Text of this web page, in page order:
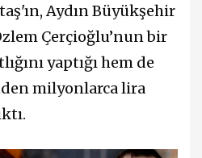
Aydın Büyükşehir
Çerçioğlu’nun bir
yaptığı hem de
milyonlarca lira